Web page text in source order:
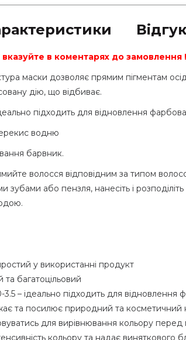
вказуйте в коментарях до замовлення !
маски дозволяє прямим пігментам
дію, що відбиває.
підходить для відновлення
водню
барвник.
волосся відповідним за типом
зубами або пензля, нанесіть і
у використанні продукт
та багатоцільовий
– ідеально підходить для відновлення
та посилює природний та косметичний
для вирівнювання кольору
кольору та надає виняткового